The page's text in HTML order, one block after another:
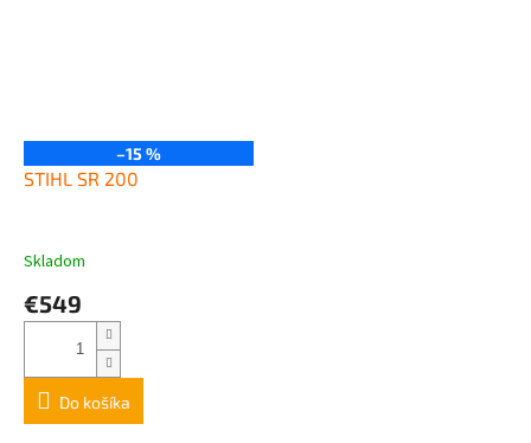
–15 %
STIHL SR 200
Skladom
€549
Do košíka